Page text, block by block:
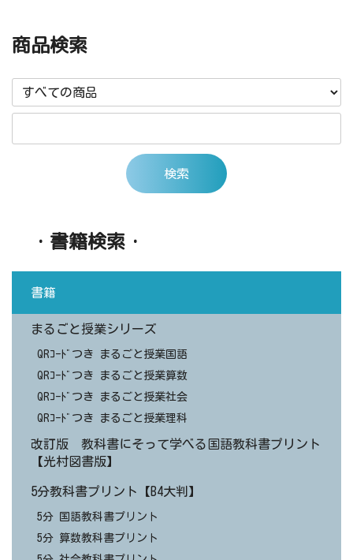
商品検索
・書籍検索・
書籍
まるごと授業シリーズ
QRｺｰﾄﾞつき まるごと授業国語
QRｺｰﾄﾞつき まるごと授業算数
QRｺｰﾄﾞつき まるごと授業社会
QRｺｰﾄﾞつき まるごと授業理科
改訂版 教科書にそって学べる国語教科書プリント
【光村図書版】
5分教科書プリント【B4大判】
5分 国語教科書プリント
5分 算数教科書プリント